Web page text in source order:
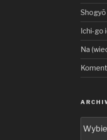
Shogyō
Ichi-go
Na